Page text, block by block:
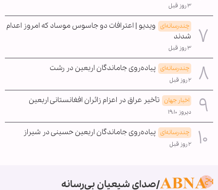
۳ روز قبل
چندرسانه‌ای ویدیو | اعترافات دو جاسوس موساد که امروز اعدام
شدند
۳ روز قبل
چندرسانه‌ای پیاده‌روی جاماندگان اربعین در رشت
۲ روز قبل
اخبار جهان تأخیر عراق در اعزام زائران افغانستانی اربعین
دیروز ۱۹:۱۰
چندرسانه‌ای پیاده‌روی جاماندگان اربعین حسینی در شیراز
۲ روز قبل
صدای شیعیان بی‌رسانه